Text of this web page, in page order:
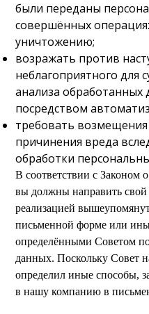
были переданы
совершённых
уничтожению;
возражать против
неблагоприятного для
анализа
посредством
требовать возмещения
причинения вреда
обработки
В соответствии с Законом
вы должны направить свой
реализацией
письменной форме или
определёнными Советом
данных. Поскольку Совет
определил иные способы,
в нашу компанию в